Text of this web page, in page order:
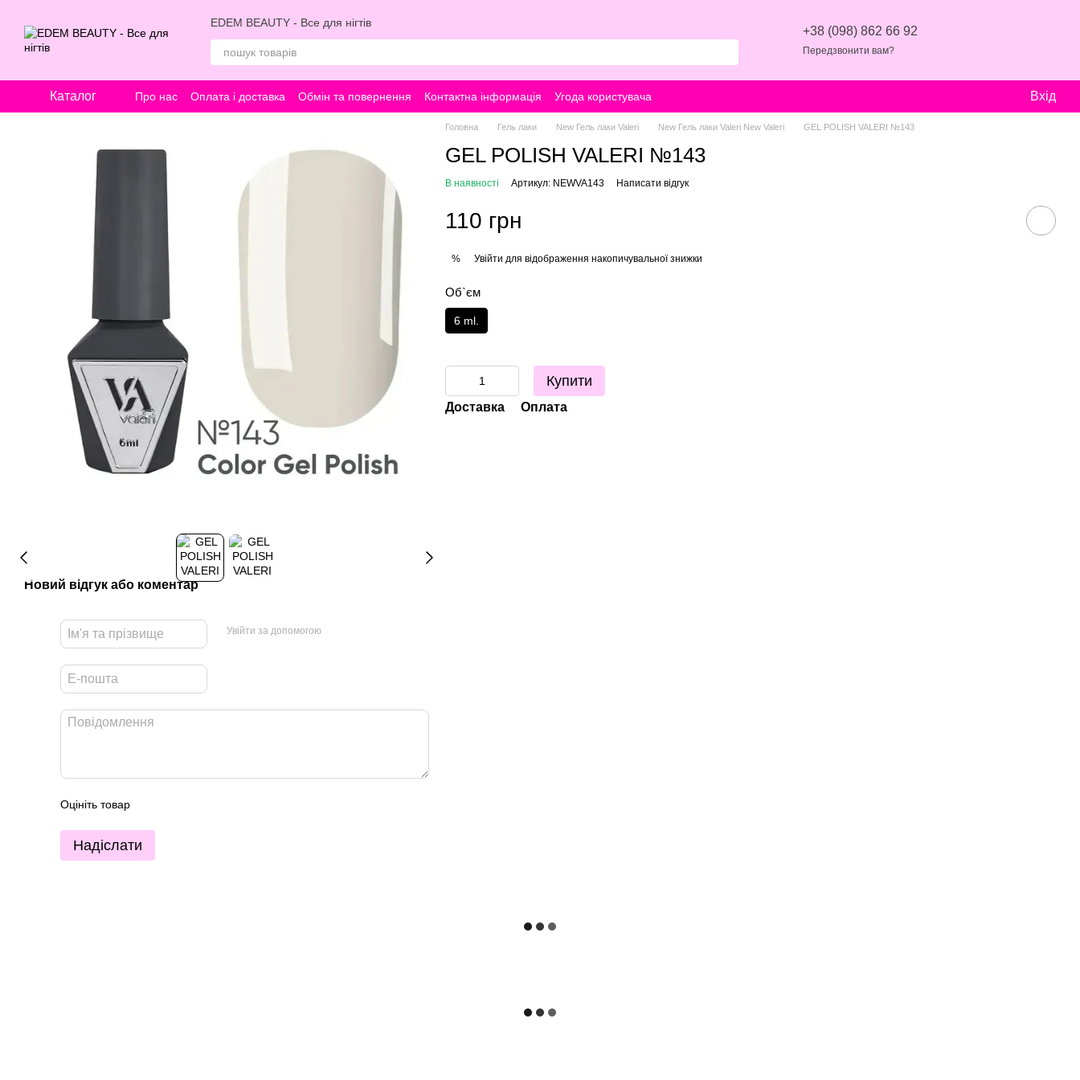
EDEM BEAUTY - Все для нігтів
+38 (098) 862 66 92
Передзвонити вам?
Каталог Про нас Оплата і доставка Обмін та повернення Контактна інформація Угода користувача Вхід
Новий відгук або коментар
Увійти за допомогою
Оцініть товар
Надіслати
Головна Гель лаки New Гель лаки Valeri New Гель лаки Valeri New Valeri GEL POLISH VALERI №143
GEL POLISH VALERI №143
В наявності Артикул: NEWVA143 Написати відгук
110 грн
% Увійти для відображення накопичувальної знижки
Об`єм
6 ml.
Купити
Доставка Оплата